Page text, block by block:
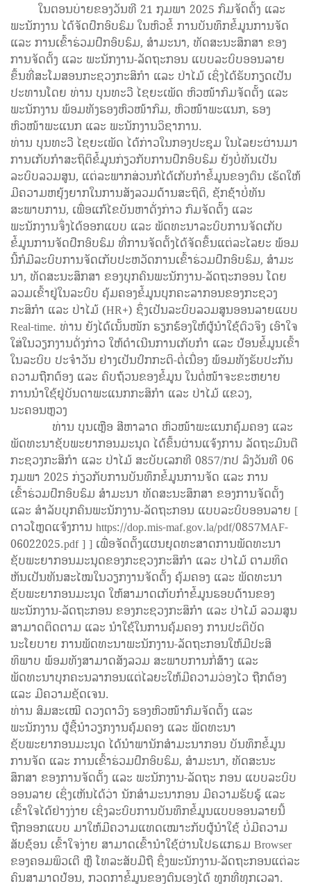
ໃນຕອນບ່າຍຂອງວັນທີ 21 ກຸມພາ 2025 ກົມຈັດຕັ້ງ ແລະ
ພະນັກງານ ໄດ້ຈັດຝຶກອົບຮົມ ໃນຫົວຂໍ້ ການບັນທຶກຂໍ້ມູນການຈັດ
ແລະ ການເຂົ້າຮ່ວມຝຶກອົບຮົມ, ສໍາມະນາ, ທັດສະນະສຶກສາ ຂອງ
ການຈັດຕັ້ງ ແລະ ພະນັກງານ-ລັດຖະກອນ ແບບລະບົບອອນລາຍ
ຂຶ້ນທີ່ສະໂມສອນກະຊວງກະສິກໍາ ແລະ ປ່າໄມ້ ເຊິ່ງໄດ້ຮັບກຽດເປັນ
ປະທານໂດຍ ທ່ານ ບຸນທະວີ ໄຊຍະເພັດ ຫົວໜ້າກົມຈັດຕັ້ງ ແລະ
ພະນັກງານ ພ້ອມທັງຮອງຫົວໜ້າກົມ, ຫົວໜ້າພະແນກ, ຮອງ
ຫົວໜ້າພະແນກ ແລະ ພະນັກງານວິຊາການ.
ທ່ານ ບຸນທະວີ ໄຊຍະເພັດ ໄດ້ກ່າວໃນກອງປະຊຸມ ໃນໄລຍະຜ່ານມາ
ການເກັບກຳສະຖິຕິຂໍ້ມູນກ່ຽວກັບການຝຶກອົບຮົມ ຍັງບໍ່ທັນເປັນ
ລະບົບລວມສູນ, ແຕ່ລະພາກສ່ວນກໍໄດ້ເກັບກຳຂໍ້ມູນຂອງຕົນ ເຮັດໃຫ້
ມີຄວາມຫຍຸ້ງຍາກໃນການສັງລວມດ້ານສະຖິຕິ, ຊັກຊ້າບໍ່ທັນ
ສະພາບການ, ເພື່ອແກ້ໄຂບັນຫາດັ່ງກ່າວ ກົມຈັດຕັ້ງ ແລະ
ພະນັກງານຈຶ່ງໄດ້ອອກແບບ ແລະ ພັດທະນາລະບົບການຈັດເກັບ
ຂໍ້ມູນການຈັດຝຶກອົບຮົມ ທີ່ການຈັດຕັ້ງໄດ້ຈັດຂຶ້ນແຕ່ລະໄລຍະ ພ້ອມ
ນີ້ກໍມີລະບົບການຈັດເກັບປະຫວັດການເຂົ້າຮ່ວມຝຶກອົບຮົມ, ສຳມະ
ນາ, ທັດສະນະສຶກສາ ຂອງບຸກຄົນພະນັກງານ-ລັດຖະກອອນ ໂດຍ
ລວມເຂົ້າຢູ່ໃນລະບົບ ຄຸ້ມຄອງຂໍ້ມູນບຸກຄະລາກອນຂອງກະຊວງ
ກະສິກຳ ແລະ ປ່າໄມ້ (HR+) ຊຶ່ງເປັນລະບົບລວມສູນອອນລາຍແບບ
Real-time. ທ່ານ ຍັງໄດ້ເນັ້ນໜັກ ຮຽກຮ້ອງໃຫ້ຜູ້ນຳໃຊ້ຕົວຈິງ ເອົາໃຈ
ໃສ່ໃນວຽກງານດັ່ງກ່າວ ໃຫ້ດຳເນີນການເກັບກຳ ແລະ ປ້ອນຂໍ້ມູນເຂົ້າ
ໃນລະບົບ ປະຈຳວັນ ຢ່າງເປັນປົກກະຕິ-ຕໍ່ເນື່ອງ ພ້ອມທັງຮັບປະກັນ
ຄວາມຖືກຕ້ອງ ແລະ ຄົບຖ້ວນຂອງຂໍ້ມູນ ໃນຕໍ່ໜ້າຈະຂະຫຍາຍ
ການນຳໃຊ້ຢູ່ບັນດາພະແນກກະສິກຳ ແລະ ປ່າໄມ້ ແຂວງ,
ນະຄອນຫຼວງ
ທ່ານ ບຸນເຫຼືອ ສີຫາລາດ ຫົວໜ້າພະແນກຄຸ້ມຄອງ ແລະ
ພັດທະນາຊັບພະຍາກອນມະນຸດ ໄດ້ຂຶ້ນຜ່ານແຈ້ງການ ລັດຖະມົນຕີ
ກະຊວງກະສິກໍາ ແລະ ປ່າໄມ້ ສະບັບເລກທີ 0857/ກປ ລົງວັນທີ 06
ກຸມພາ 2025 ກ່ຽວກັບການບັນທຶກຂໍ້ມູນການຈັດ ແລະ ການ
ເຂົ້າຮ່ວມຝຶກອົບຮົມ ສໍາມະນາ ທັດສະນະສຶກສາ ຂອງການຈັດຕັ້ງ
ແລະ ສຳລັບບຸກຄົນພະນັກງານ-ລັດຖະກອນ ແບບລະບົບອອນລາຍ [
ດາວໂຫຼດແຈ້ງການ https://dop.mis-maf.gov.la/pdf/0857MAF-
06022025.pdf] ] ເພື່ອຈັດຕັ້ງແຜນຍຸດທະສາດການພັດທະນາ
ຊັບພະຍາກອນມະນຸດຂອງກະຊວງກະສິກໍາ ແລະ ປ່າໄມ້ ຕາມທິດ
ຫັນເປັນທັນສະໄໝໃນວຽກງານຈັດຕັ້ງ ຄຸ້ມຄອງ ແລະ ພັດທະນາ
ຊັບພະຍາກອນມະນຸດ ໃຫ້ສາມາດເກັບກໍາຂໍ້ມູນຮອບດ້ານຂອງ
ພະນັກງານ-ລັດຖະກອນ ຂອງກະຊວງກະສິກໍາ ແລະ ປ່າໄມ້ ລວມສູນ
ສາມາດຕິດຕາມ ແລະ ນໍາໃຊ້ໃນການຄຸ້ມຄອງ ການປະຕິບັດ
ນະໂຍບາຍ ການພັດທະນາພະນັກງານ-ລັດຖະກອນໃຫ້ມີປະສິ
ທິພາບ ພ້ອມທັງສາມາດສັງລວມ ສະພາບການກໍ່ສ້າງ ແລະ
ພັດທະນາບຸກຄະນລາກອນແຕ່ໄລຍະໃຫ້ມີຄວາມວ່ອງໄວ ຖືກຕ້ອງ
ແລະ ມີຄວາມຊັດເຈນ.
ທ່ານ ສົມສະເໝີ ດວງດາວົງ ຮອງຫົວໜ້າກົມຈັດຕັ້ງ ແລະ
ພະນັກງານ ຜູ້ຊີ້ນໍາວຽກງານຄຸ້ມຄອງ ແລະ ພັດທະນາ
ຊັບພະຍາກອນມະນຸດ ໄດ້ນໍາພານັກສໍາມະນາກອນ ບັນທຶກຂໍ້ມູນ
ການຈັດ ແລະ ການເຂົ້າຮ່ວມຝຶກອົບຮົມ, ສໍາມະນາ, ທັດສະນະ
ສຶກສາ ຂອງການຈັດຕັ້ງ ແລະ ພະນັກງານ-ລັດຖະ ກອນ ແບບລະບົບ
ອອນລາຍ ເຊິ່ງເຫັນໄດ້ວ່າ ນັກສໍາມະນາກອນ ມີຄວາມຮັບຮູ້ ແລະ
ເຂົ້າໃຈໄດ້ຢ່າງງ່າຍ ເຊິ່ງລະບົບການບັນທຶກຂໍ້ມູນແບບອອນລາຍນີ້
ຖືກອອກແບບ ມາໃຫ້ມີຄວາມແທດເໝາະກັບຜູ້ນໍາໃຊ້ ບໍ່ມີຄວາມ
ສັບຊ້ອນ ເຂົ້າໃຈງ່າຍ ສາມາດເຂົ້ານໍາໃຊ້ຜ່ານໂປຣແກຣມ Browser
ຂອງຄອມພິວເຕີ ຫຼື ໂທລະສັບມືຖື ຊຶ່ງພະນັກງານ-ລັດຖະກອນແຕ່ລະ
ຄົນສາມາດປ້ອນ, ກວດກາຂໍ້ມູນຂອງຕົນເອງໄດ້ ທູກທີ່ທຸກເວລາ.